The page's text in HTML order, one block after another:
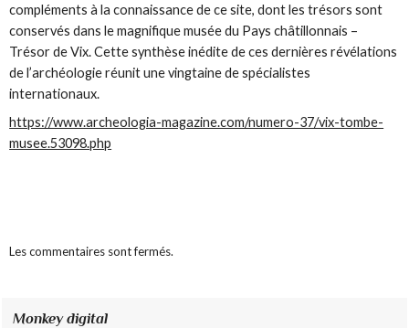
compléments à la connaissance de ce site, dont les trésors sont
conservés dans le magnifique musée du Pays châtillonnais –
Trésor de Vix. Cette synthèse inédite de ces dernières révélations
de l’archéologie réunit une vingtaine de spécialistes
internationaux.
https://www.archeologia-magazine.com/numero-37/vix-tombe-
musee.53098.php
Les commentaires sont fermés.
Monkey digital